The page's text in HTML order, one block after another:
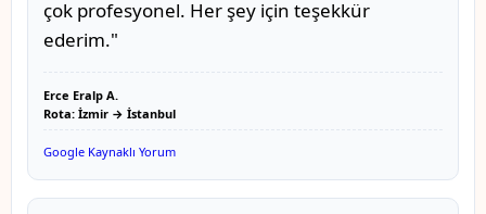
çok profesyonel. Her şey için teşekkür
ederim."
Erce Eralp A.
Rota: İzmir → İstanbul
Google Kaynaklı Yorum